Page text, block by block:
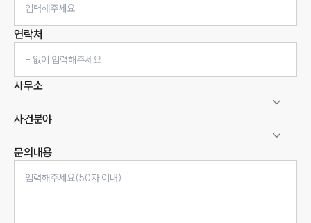
연락처
사무소
사건분야
문의내용